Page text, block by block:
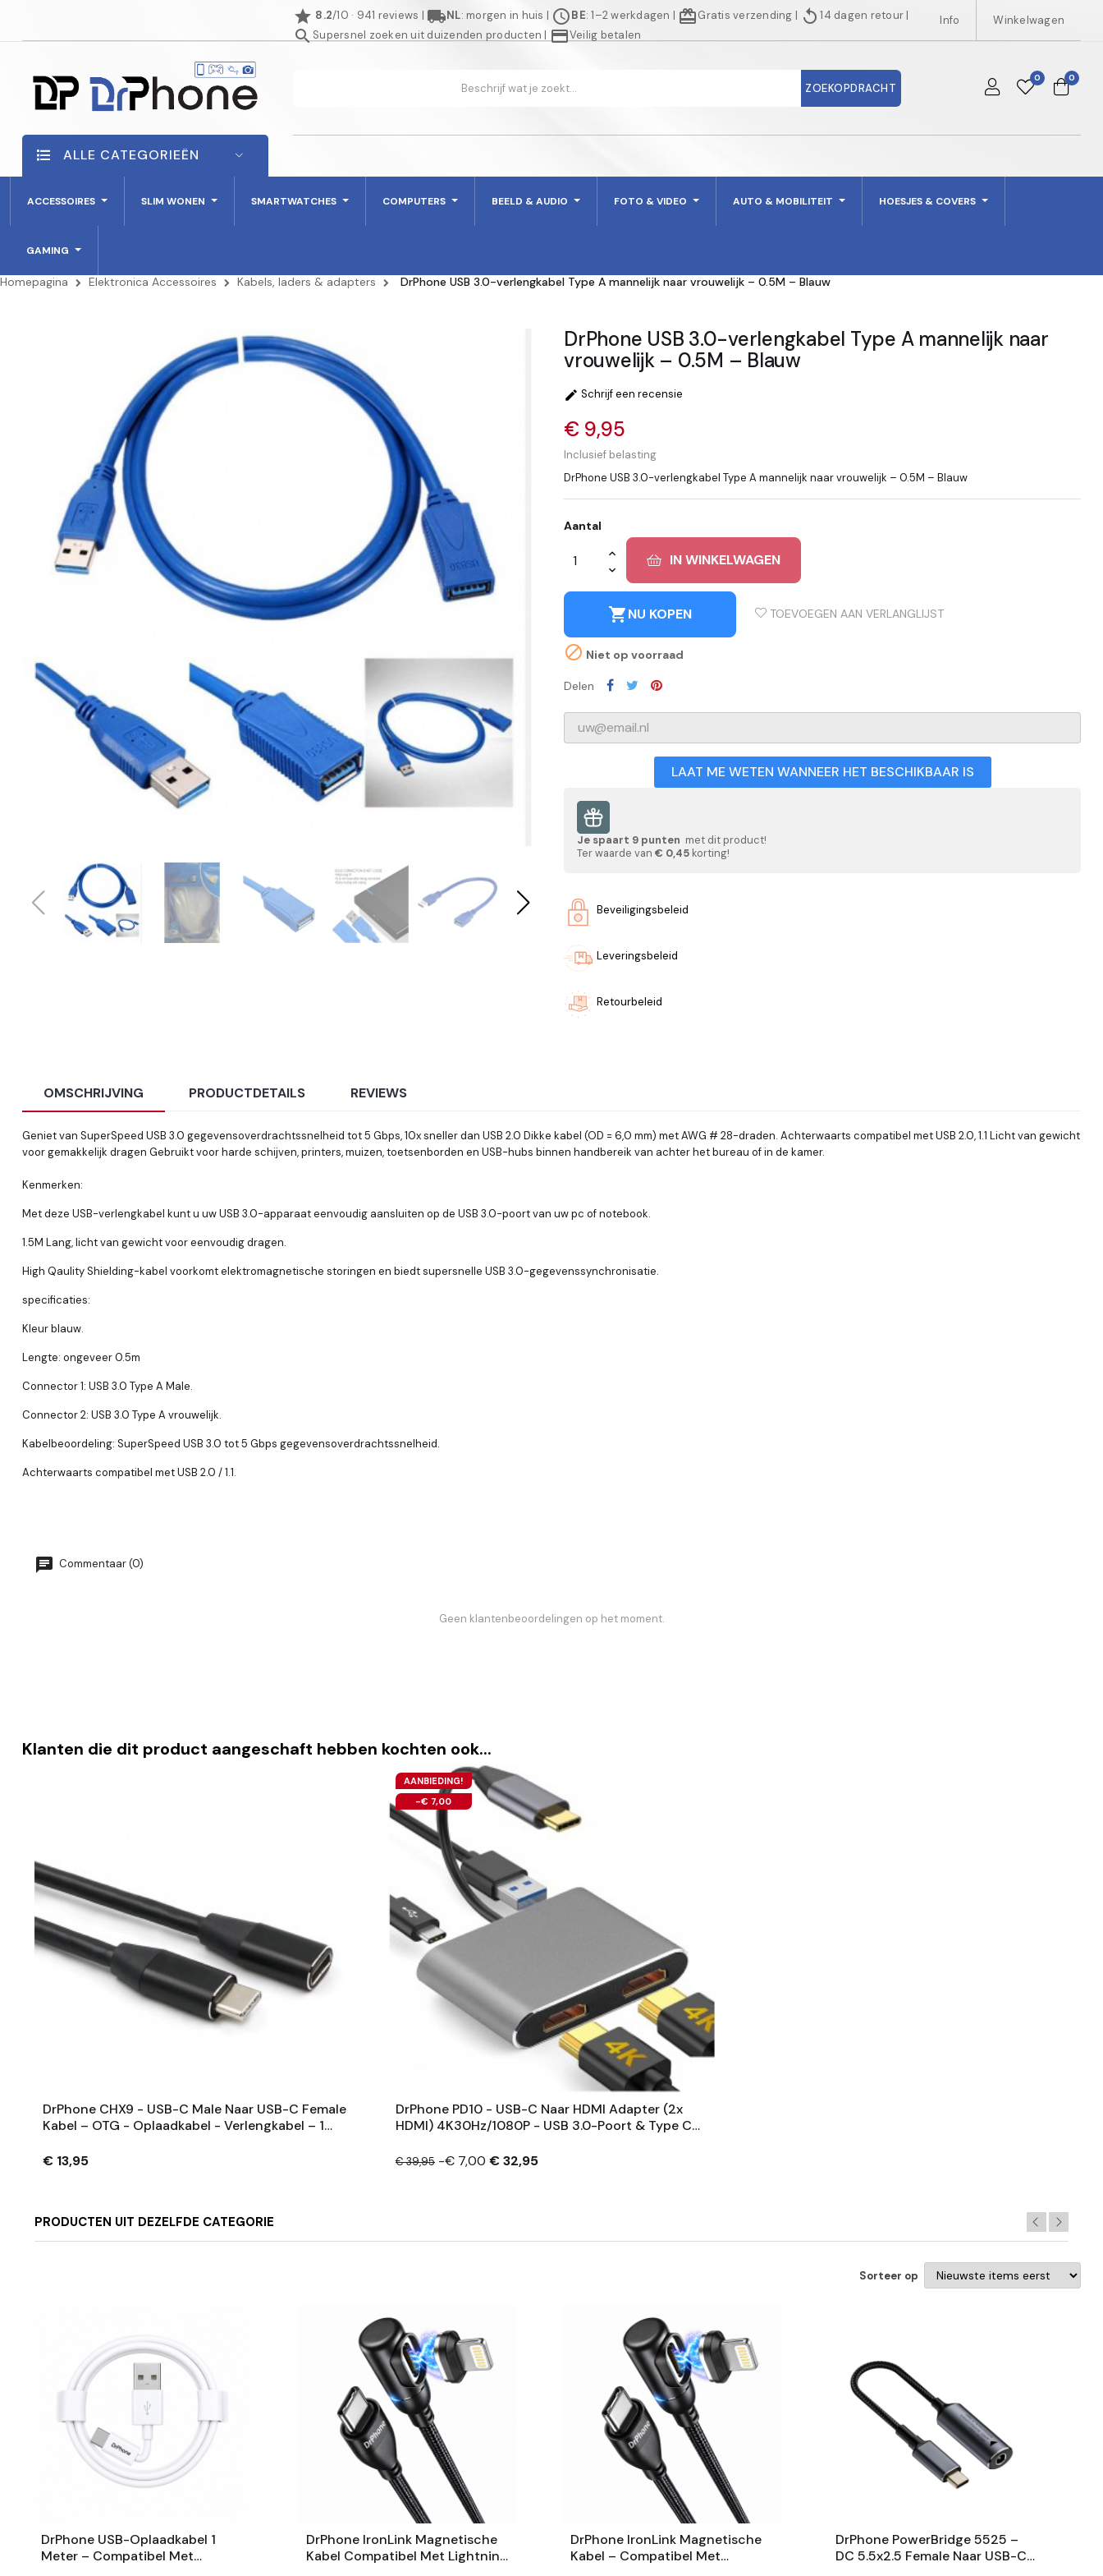
star 8.2/10 · 941 reviews | local_shippingNL: morgen in huis | scheduleBE: 1–2 werkdagen | redeemGratis verzending | replay14 dagen retour |
searchSupersnel zoeken uit duizenden producten | credit_cardVeilig betalen
Info Winkelwagen
ZOEKOPDRACHT
0 0
ALLE CATEGORIEËN
ACCESSOIRES SLIM WONEN SMARTWATCHES COMPUTERS BEELD & AUDIO FOTO & VIDEO AUTO & MOBILITEIT HOESJES & COVERS
GAMING
Homepagina Elektronica Accessoires Kabels, laders & adapters DrPhone USB 3.0-verlengkabel Type A mannelijk naar vrouwelijk – 0.5M – Blauw
DrPhone USB 3.0-verlengkabel Type A mannelijk naar
vrouwelijk – 0.5M – Blauw
 Schrijf een recensie
€ 9,95
Inclusief belasting
DrPhone USB 3.0-verlengkabel Type A mannelijk naar vrouwelijk – 0.5M – Blauw
Aantal
IN WINKELWAGEN
shopping_cartNU KOPEN TOEVOEGEN AAN VERLANGLIJST
 Niet op voorraad
Delen
LAAT ME WETEN WANNEER HET BESCHIKBAAR IS
Je spaart 9 punten met dit product!
Ter waarde van € 0,45 korting!
Beveiligingsbeleid
Leveringsbeleid
Retourbeleid
OMSCHRIJVING PRODUCTDETAILS REVIEWS
Geniet van SuperSpeed ​​USB 3.0 gegevensoverdrachtssnelheid tot 5 Gbps, 10x sneller dan USB 2.0 Dikke kabel (OD = 6,0 mm) met AWG # 28-draden. Achterwaarts compatibel met USB 2.0, 1.1 Licht van gewicht
voor gemakkelijk dragen Gebruikt voor harde schijven, printers, muizen, toetsenborden en USB-hubs binnen handbereik van achter het bureau of in de kamer.
Kenmerken:
Met deze USB-verlengkabel kunt u uw USB 3.0-apparaat eenvoudig aansluiten op de USB 3.0-poort van uw pc of notebook.
1.5M Lang, licht van gewicht voor eenvoudig dragen.
High Qaulity Shielding-kabel voorkomt elektromagnetische storingen en biedt supersnelle USB 3.0-gegevenssynchronisatie.
specificaties:
Kleur blauw.
Lengte: ongeveer 0.5m
Connector 1: USB 3.0 Type A Male.
Connector 2: USB 3.0 Type A vrouwelijk.
Kabelbeoordeling: SuperSpeed ​​USB 3.0 tot 5 Gbps gegevensoverdrachtssnelheid.
Achterwaarts compatibel met USB 2.0 / 1.1.
Commentaar (0)
Geen klantenbeoordelingen op het moment.
Klanten die dit product aangeschaft hebben kochten ook...
DrPhone CHX9 - USB-C Male Naar USB-C Female
Kabel – OTG - Oplaadkabel - Verlengkabel – 1
€ 13,95
AANBIEDING!
-€ 7,00
DrPhone PD10 - USB-C Naar HDMI Adapter (2x
HDMI) 4K30Hz/1080P - USB 3.0-Poort & Type C
€ 39,95 -€ 7,00 € 32,95
PRODUCTEN UIT DEZELFDE CATEGORIE
Sorteer op
DrPhone USB-Oplaadkabel 1
Meter – Compatibel Met
DrPhone IronLink Magnetische
Kabel Compatibel Met Lightning
DrPhone IronLink Magnetische
Kabel – Compatibel Met
DrPhone PowerBridge 5525 –
DC 5.5x2.5 Female Naar USB-C